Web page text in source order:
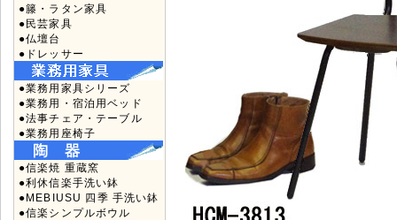
●籐・ラタン家具
●民芸家具
●仏壇台
●ドレッサー
●業務用家具シリーズ
●業務用・宿泊用ベッド
●法事チェア・テーブル
●業務用座椅子
●信楽焼 重蔵窯
●利休信楽手洗い鉢
●MEBIUSU 四季 手洗い鉢
●信楽シンプルボウル